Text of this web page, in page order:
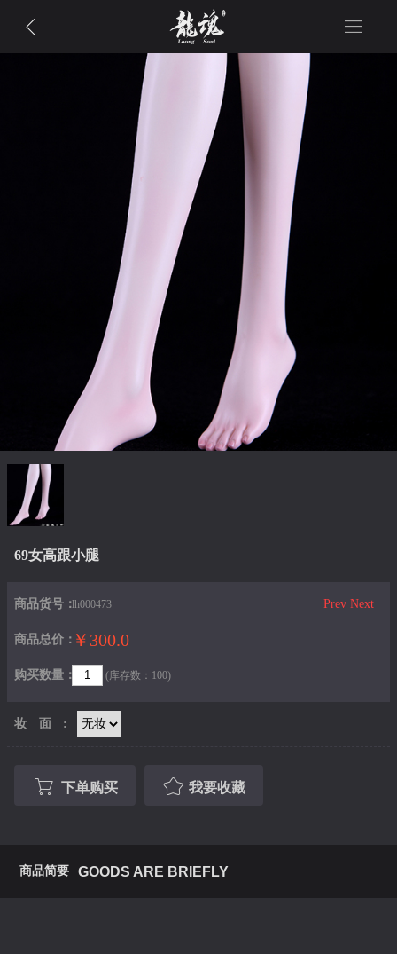
69女高跟小腿
Prev Next
商品货号：lh000473
商品总价： ￥300.0
购买数量： (库存数：100)
妆面:
下单购买 我要收藏
商品简要 GOODS ARE BRIEFLY